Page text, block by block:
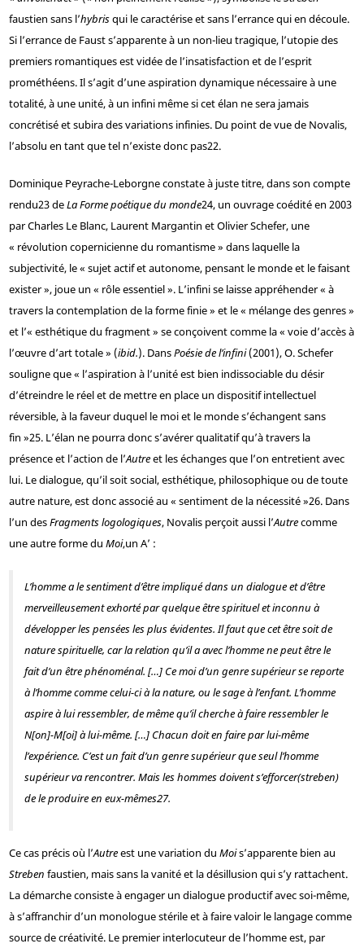
faustien sans l’hybrisqui le caractérise et sans l’errance qui en découle.
Si l’errance de Faust s’apparente à un non-lieu tragique, l’utopie des
premiers romantiques est vidée de l’insatisfaction et de l’esprit
prométhéens. Il s’agit d’une aspiration dynamique nécessaire à une
totalité, à une unité, à un infini même si cet élan ne sera jamais
concrétisé et subira des variations infinies. Du point de vue de Novalis,
l’absolu en tant que tel n’existe donc pas22.
Dominique Peyrache-Leborgne constate à juste titre, dans son compte
rendu23deLa Forme poétique du monde24, un ouvrage coédité en 2003
par Charles Le Blanc, Laurent Margantin et Olivier Schefer, une
« révolution copernicienne du romantisme » dans laquelle la
subjectivité, le « sujet actif et autonome, pensant le monde et le faisant
exister », joue un « rôle essentiel ». L’infini se laisse appréhender « à
travers la contemplation de la forme finie » et le « mélange des genres »
et l’« esthétique du fragment » se conçoivent comme la « voie d’accès à
l’œuvre d’art totale » (ibid.). DansPoésie de l’infini(2001), O. Schefer
souligne que « l’aspiration à l’unité est bien indissociable du désir
d’étreindre le réel et de mettre en place un dispositif intellectuel
réversible, à la faveur duquel le moi et le monde s’échangent sans
fin »25. L’élan ne pourra donc s’avérer qualitatif qu’à travers la
présence et l’action de l’Autreet les échanges que l’on entretient avec
lui. Le dialogue, qu’il soit social, esthétique, philosophique ou de toute
autre nature, est donc associé au « sentiment de la nécessité »26. Dans
l’un desFragments logologiques, Novalis perçoit aussi l’Autrecomme
une autre forme du Moi,un A’ :
L’homme a le sentiment d’être impliqué dans un dialogue et d’être
merveilleusement exhorté par quelque être spirituel et inconnu à
développer les pensées les plus évidentes. Il faut que cet être soit de
nature spirituelle, car la relation qu’il a avec l’homme ne peut être le
fait d’un être phénoménal. […] Ce moi d’un genre supérieur se reporte
à l’homme comme celui-ci à la nature, ou le sage à l’enfant. L’homme
aspire à lui ressembler, de même qu’il cherche à faire ressembler le
N[on]-M[oi] à lui-même. […] Chacun doit en faire par lui-même
l’expérience. C’est un fait d’un genre supérieur que seul l’homme
supérieur va rencontrer. Mais les hommes doivent s’efforcer(streben)
de le produire en eux-mêmes27.
Ce cas précis où l’Autreest une variation du Mois’apparente bien au
Streben faustien, mais sans la vanité et la désillusion qui s’y rattachent.
La démarche consiste à engager un dialogue productif avec soi-même,
à s’affranchir d’un monologue stérile et à faire valoir le langage comme
source de créativité. Le premier interlocuteur de l’homme est, par